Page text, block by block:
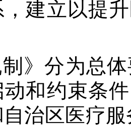
建立以提
制》分为总
和约束条
治区医疗